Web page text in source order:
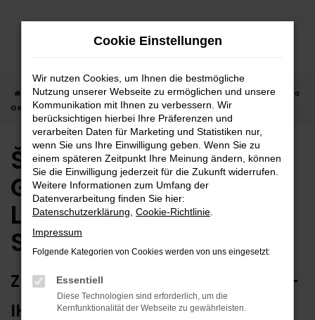
Zum
Startseite Sindelfingen Škoda Škoda Octavia
Škoda Octavia
Gebrauchtwagen | Lieferservice nach Sindelfingen
Škoda Octavia
Gebrauchtwagen |
Lieferservice nach
Sindelfingen
ZUVERLÄSSIG FÜR SINDELFINGEN –
IHR ŠKODA OCTAVIA
Cookie Einstellungen
Wir nutzen Cookies, um Ihnen die bestmögliche
Nutzung unserer Webseite zu ermöglichen und unsere
Kommunikation mit Ihnen zu verbessern. Wir
berücksichtigen hierbei Ihre Präferenzen und
verarbeiten Daten für Marketing und Statistiken nur,
wenn Sie uns Ihre Einwilligung geben. Wenn Sie zu
einem späteren Zeitpunkt Ihre Meinung ändern, können
Sie die Einwilligung jederzeit für die Zukunft widerrufen.
Weitere Informationen zum Umfang der
Datenverarbeitung finden Sie hier:
Datenschutzerklärung Cookie-Richtlinie
Impressum
Folgende Kategorien von Cookies werden von uns eingesetzt:
Essentiell
Diese Technologien sind erforderlich, um die
Kernfunktionalität der Webseite zu gewährleisten.